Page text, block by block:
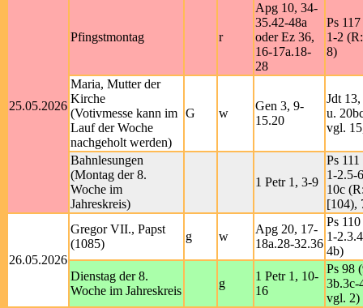
25.05.2026
Pfingstmontag r
Apg 10, 34-
35.42-48a
oder Ez 36,
16-17a.18-
28
Ps
1-2
8)
Maria, Mutter der
Kirche
(Votivmesse kann im
Lauf der Woche
nachgeholt werden)
G w
Gen 3, 9-
15.20
Jdt
u.
vgl.
Bahnlesungen
(Montag der 8.
Woche im
Jahreskreis)
1 Petr 1, 3-9
Ps
1-2.5-
10c
[104),
26.05.2026
Gregor VII., Papst
(1085)
g w
Apg 20, 17-
18a.28-32.36
Ps
1-
4b)
Dienstag der 8.
Woche im Jahreskreis
g
1 Petr 1, 10-
16
Ps 98
3b.3c-
vgl. 2)